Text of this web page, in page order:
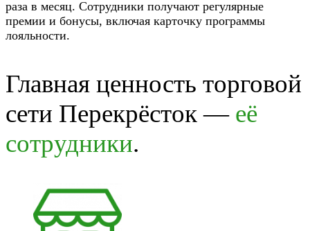
раза в месяц. Сотрудники получают регулярные
премии и бонусы, включая карточку программы
лояльности.
Главная ценность торговой
сети Перекрёсток — её
сотрудники.